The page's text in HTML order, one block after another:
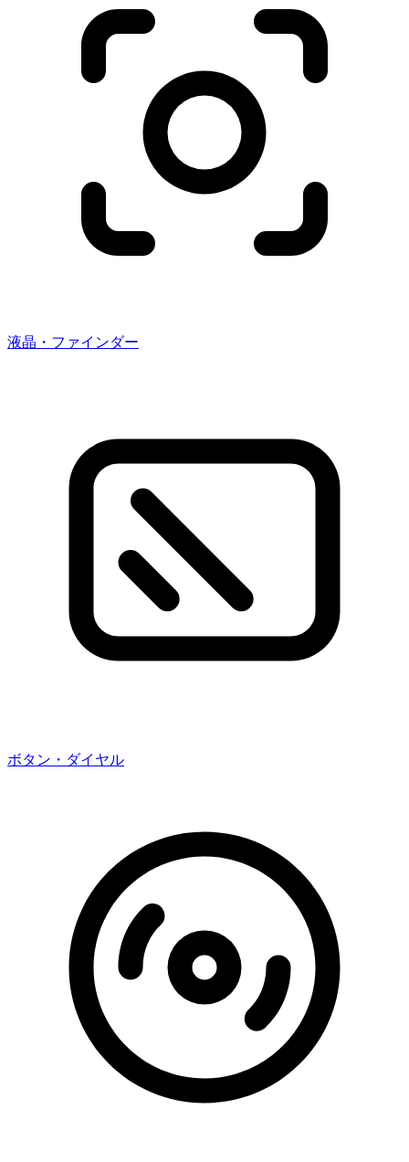
液晶・ファインダー
ボタン・ダイヤル